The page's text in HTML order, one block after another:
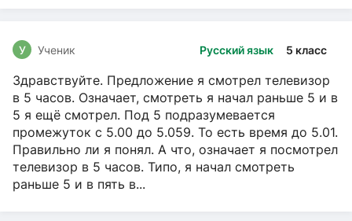
Русский язык 5 класс
У Ученик
Здравствуйте. Предложение я смотрел телевизор
в 5 часов. Означает, смотреть я начал раньше 5 и в
5 я ещё смотрел. Под 5 подразумевается
промежуток с 5.00 до 5.059. То есть время до 5.01.
Правильно ли я понял. А что, означает я посмотрел
телевизор в 5 часов. Типо, я начал смотреть
раньше 5 и в пять в...